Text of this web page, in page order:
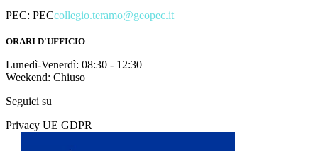
PEC: PECcollegio.teramo@geopec.it
ORARI D'UFFICIO
Lunedì-Venerdì: 08:30 - 12:30
Weekend: Chiuso
Seguici su
Privacy UE GDPR